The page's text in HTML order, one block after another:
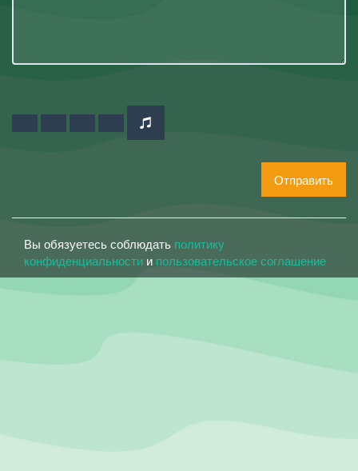
Отправить
Вы обязуетесь соблюдать политику
конфиденциальности и пользовательское соглашение